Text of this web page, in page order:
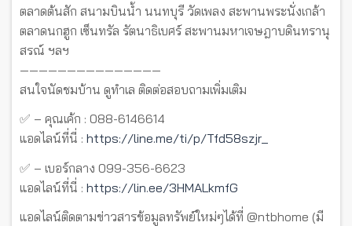
ตลาดต้นสัก สนามบินน้ำ นนทบุรี วัดเพลง สะพานพระนั่งเกล้า
ตลาดนกฮูก เซ็นทรัล รัตนาธิเบศร์ สะพานมหาเจษฎาบดินทรานุ
สรณ์ ฯลฯ
———————————————
สนใจนัดชมบ้าน ดูทำเล ติดต่อสอบถามเพิ่มเติม
✅ – คุณเค้ก : 088-6146614
แอดไลน์ที่นี่ : https://line.me/ti/p/Tfd58szjr_
✅ – เบอร์กลาง 099-356-6623
แอดไลน์ที่นี่ : https://lin.ee/3HMALkmfG
แอดไลน์ติดตามข่าวสารข้อมูลทรัพย์ใหม่ๆได้ที่ @ntbhome (มี